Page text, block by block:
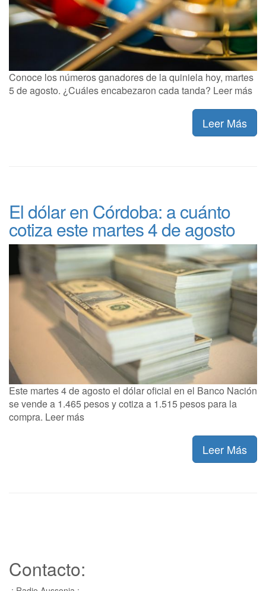
Conoce los números ganadores de la quiniela hoy, martes
5 de agosto. ¿Cuáles encabezaron cada tanda? Leer más
Leer Más
El dólar en Córdoba: a cuánto
cotiza este martes 4 de agosto
Este martes 4 de agosto el dólar oficial en el Banco Nación
se vende a 1.465 pesos y cotiza a 1.515 pesos para la
compra. Leer más
Leer Más
Contacto: